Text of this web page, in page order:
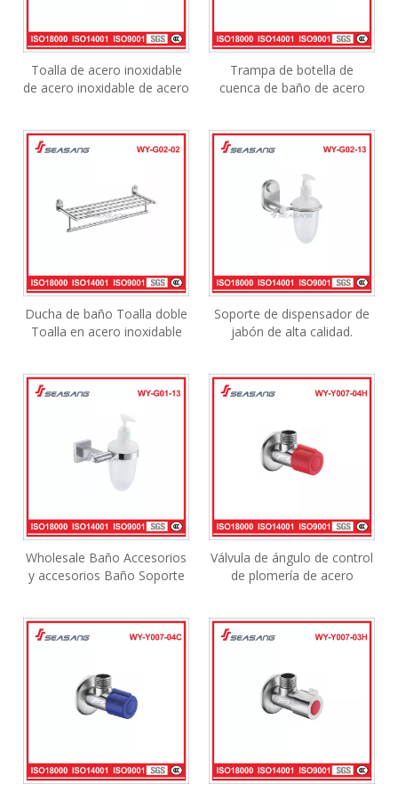
Toalla de acero inoxidable
de acero inoxidable de acero
Trampa de botella de
cuenca de baño de acero
Ducha de baño Toalla doble
Toalla en acero inoxidable
Soporte de dispensador de
jabón de alta calidad.
G02-13
Wholesale Baño Accesorios
y accesorios Baño Soporte
Válvula de ángulo de control
de plomería de acero